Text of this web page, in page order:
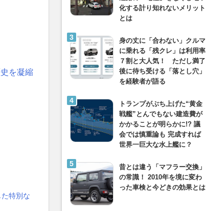
を凝縮
特別な
化する計り知れないメリット
とは
身の丈に「合わない」クルマ
に乗れる「残クレ」は利用率
７割と大人気！ ただし満了
後に待ち受ける「落とし穴」
を経験者が語る
トランプがぶち上げた“黄金
戦艦”とんでもない建造費が
かかることが明らかに!? 議
会では慎重論も 完成すれば
世界一巨大な水上艦に？
昔とは違う「マフラー交換」
の常識！ 2010年を境に変わ
った車検と今どきの効果とは